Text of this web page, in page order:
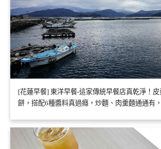
[花蓮早餐] 東洋早餐-這家傳統早餐店真乾淨！
餅，搭配6種醬料真過癮，炒麵、肉羹麵通通有